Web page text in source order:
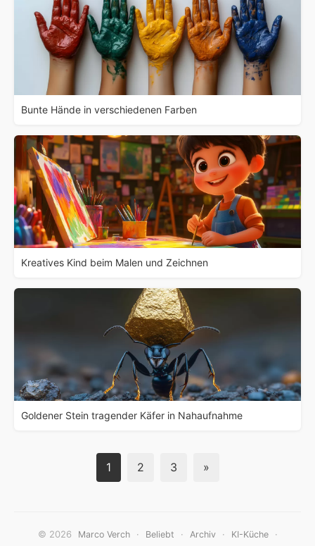
Bunte Hände in verschiedenen Farben
Kreatives Kind beim Malen und Zeichnen
Goldener Stein tragender Käfer in Nahaufnahme
1 2 3 »
© 2026 Marco Verch · Beliebt · Archiv · KI-Küche ·